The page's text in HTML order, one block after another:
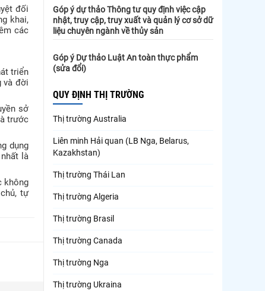
đối
khai,
các
triển
và đời
sở
trước
dụng
là
không
tự
Góp ý dự thảo Thông tư quy định việc cập
nhật, truy cập, truy xuất và quản lý cơ sở dữ
liệu chuyên ngành về thủy sản
Góp ý Dự thảo Luật An toàn thực phẩm
(sửa đổi)
QUY ĐỊNH THỊ TRƯỜNG
Thị trường Australia
Liên minh Hải quan (LB Nga, Belarus,
Kazakhstan)
Thị trường Thái Lan
Thị trường Algeria
Thị trường Brasil
Thị trường Canada
Thị trường Nga
Thị trường Ukraina